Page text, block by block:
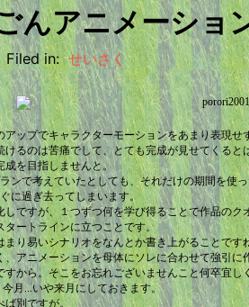
んアニメーショ
Filed in: せいさく
アップでキャラクターモーションをあまり表現
けるのは苦痛でして、とても完成が見せてくると
を目指しませんと。
ンで考えていたとしても、それだけの期間を使
に過ぎ去ってしまいます。
しですが、１つずつ何を学び得ることで作品の
タートラインに立つことです。
まり易いシナリオをなんとか書き上がることです
、アニメーションを母体にソレに合わせて強引に
すから。そこをお忘れございませんこと何卒宜し
月...いや来月にしておきます。
ば別ですが。